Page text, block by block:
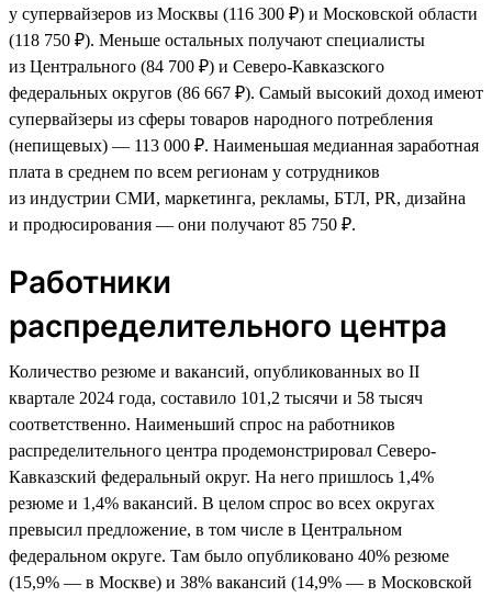
у супервайзеров из Москвы (116 300 ₽) и Московской области
(118 750 ₽). Меньше остальных получают специалисты
из Центрального (84 700 ₽) и Северо-Кавказского
федеральных округов (86 667 ₽). Самый высокий доход имеют
супервайзеры из сферы товаров народного потребления
(непищевых) — 113 000 ₽. Наименьшая медианная заработная
плата в среднем по всем регионам у сотрудников
из индустрии СМИ, маркетинга, рекламы, БТЛ, PR, дизайна
и продюсирования — они получают 85 750 ₽.
Работники
распределительного центра
Количество резюме и вакансий, опубликованных во II
квартале 2024 года, составило 101,2 тысячи и 58 тысяч
соответственно. Наименьший спрос на работников
распределительного центра продемонстрировал Северо-
Кавказский федеральный округ. На него пришлось 1,4%
резюме и 1,4% вакансий. В целом спрос во всех округах
превысил предложение, в том числе в Центральном
федеральном округе. Там было опубликовано 40% резюме
(15,9% — в Москве) и 38% вакансий (14,9% — в Московской